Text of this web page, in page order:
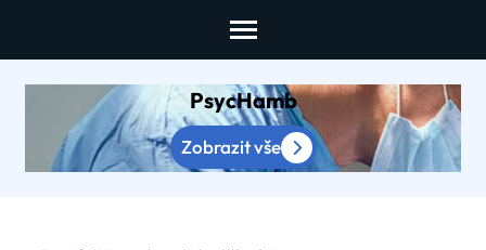
content
PsycHamb
Zobrazit vše